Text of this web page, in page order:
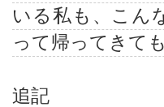
いる私も、こん
って帰ってきて
追記